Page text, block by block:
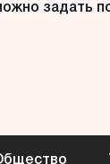
задать